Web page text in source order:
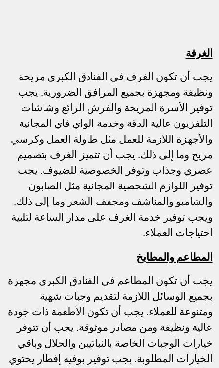
الغرفة
يجب أن تكون الغرف في الفنادق الكبرى مريحة
ونظيفة ومجهزة بجميع المرافق الضرورية. يجب
توفير الأسرة المريحة والفرش الرائع وشاشات
التلفزيون عالية الدقة وخدمة الواي فاي المجانية
والأجهزة اللازمة للعمل مثل طاولة العمل وكرسي
مريح وما إلى ذلك. يجب أن تتميز الغرف بتصميم
عصري وجذاب وتوفر الخصوصية للضيوف. يجب
توفير اللوازم الشخصية المجانية مثل الصابون
والشامبو والمناشف ومجفف الشعر وما إلى ذلك.
ويجب توفير خدمة الغرف على مدار الساعة لتلبية
احتياجات العملاء.
المطاعم والمطابخ
يجب أن تكون المطاعم في الفنادق الكبرى مجهزة
بجميع الوسائل اللازمة لتقديم وجبات شهية
ومتنوعة للعملاء. يجب أن تكون الأطعمة ذات جودة
عالية ونظيفة ومن مصادر موثوقة. يجب أن تتوفر
خيارات الوجبات الخاصة بالنباتيين والحلال وباقي
الخيارات المطلوبة. يجب توفير بوفيه إفطار يحتوي